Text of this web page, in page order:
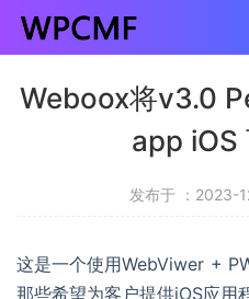
Weboox将v3.0
app iOS
发布于 ：2023-
这是一个使用WebViwer +
那些希望为客户提供iOS应用